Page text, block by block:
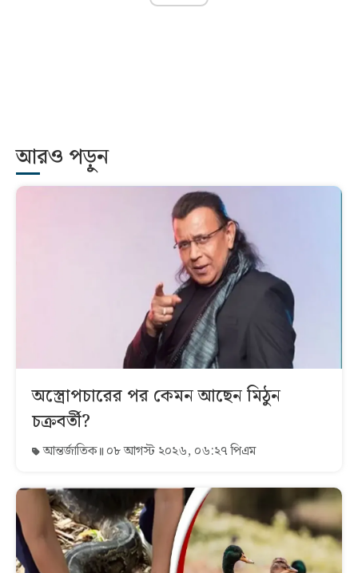
আরও পড়ুন
অস্ত্রোপচারের পর কেমন আছেন মিঠুন
চক্রবর্তী?
আন্তর্জাতিক ০৮ আগস্ট ২০২৬, ০৬:২৭ পিএম